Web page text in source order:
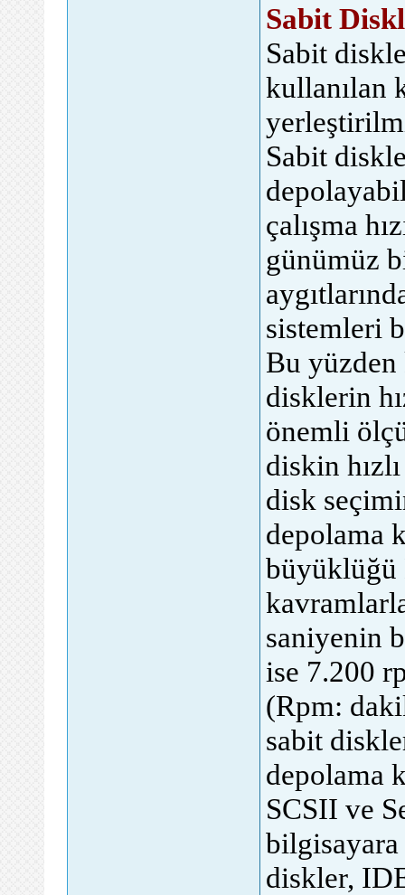
Sabit
Sabit
kullanılan
Sabit
çalışma
günümüz
sistemleri
Bu
disklerin
önemli
diskin
disk
depolama
büyüklüğü
saniyenin
ise 7.200
(Rpm:
sabit
depolama
SCSII ve
bilgisayara
diskler,